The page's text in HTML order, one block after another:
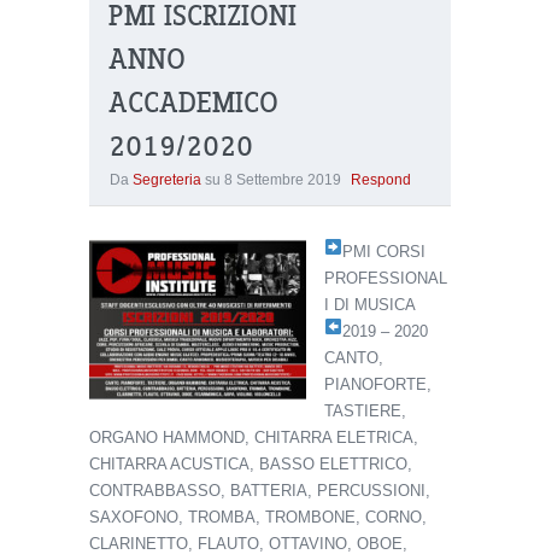
PMI ISCRIZIONI
ANNO
ACCADEMICO
2019/2020
Da Segreteria su 8 Settembre 2019 Respond
PMI CORSI
PROFESSIONAL
I DI MUSICA
2019 – 2020
CANTO,
PIANOFORTE,
TASTIERE,
ORGANO HAMMOND, CHITARRA ELETRICA,
CHITARRA ACUSTICA, BASSO ELETTRICO,
CONTRABBASSO, BATTERIA, PERCUSSIONI,
SAXOFONO, TROMBA, TROMBONE, CORNO,
CLARINETTO, FLAUTO, OTTAVINO, OBOE,